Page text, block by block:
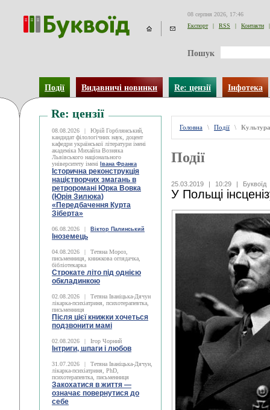
08 серпня 2026, 17:46
Експорт
| RSS | Контакти |
Пошук
Події Видавничі новинки Re: цензії Інфотека
Re: цензії
08.08.2026 |
Юрій Горблянський,
кандидат філологічних наук, доцент
кафедри української літератури імені
академіка Михайла Возняка
Львівського національного
університету імені
Івана Франка
Історична реконструкція
націєтворчих змагань в
ретроромані Юрка Вовка
(Юрія Зилюка)
«Передбачення Курта
Зіберта»
06.08.2026 | Віктор Палинський
Іноземець
04.08.2026 |
Тетяна Мороз,
письменниця, книжкова оглядачка,
бібліотекарка
Строкате літо під однією
обкладинкою
02.08.2026 |
Тетяна Іваніцька-Дячун
лікарка-психіатриня, психотерапевтка,
письменниця
Після цієї книжки хочеться
подзвонити мамі
02.08.2026 | Ігор Чорний
Інтриги, шпаги і любов
31.07.2026 |
Тетяна Іваніцька-Дячун,
лікарка-психіатриня, PhD,
психотерапевтка, письменниця
Закохатися в життя —
означає повернутися до
себе
Головна \ Події \ Культура
Події
25.03.2019 | 10:29 | Буквоїд
У Польщі